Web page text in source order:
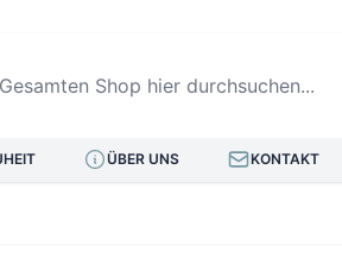
Shop hier durchsuchen...
ÜBER UNS KONTAKT